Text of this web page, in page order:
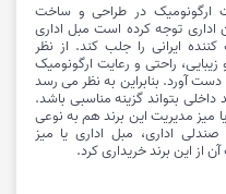
ارگونومیک در طراحی و ساخت
توجه کرده است مبل اداری
ایرانی را جلب کند. از نظر
راحتی و رعایت ارگونومیک
آورد. بنابراین به نظر می رسد
داخلی بتواند گزینه مناسبی باشد.
مدیریت این برند هم به نوعی
اداری، مبل اداری یا میز
از این برند خریداری کرد.